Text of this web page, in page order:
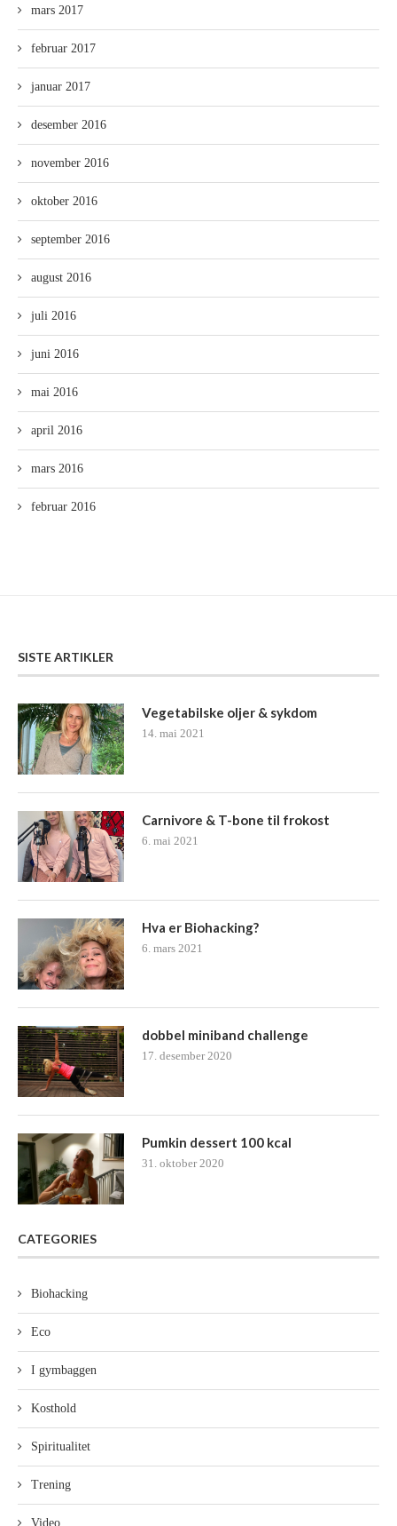
mars 2017
februar 2017
januar 2017
desember 2016
november 2016
oktober 2016
september 2016
august 2016
juli 2016
juni 2016
mai 2016
april 2016
mars 2016
februar 2016
SISTE ARTIKLER
Vegetabilske oljer & sykdom
14. mai 2021
Carnivore & T-bone til frokost
6. mai 2021
Hva er Biohacking?
6. mars 2021
dobbel miniband challenge
17. desember 2020
Pumkin dessert 100 kcal
31. oktober 2020
CATEGORIES
Biohacking
Eco
I gymbaggen
Kosthold
Spiritualitet
Trening
Video